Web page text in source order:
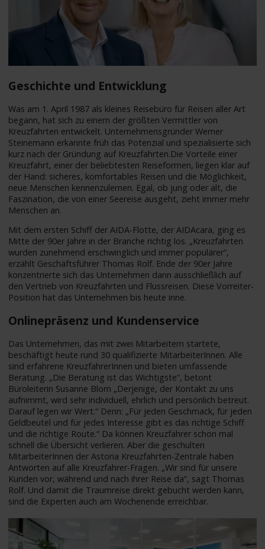
Geschichte und Entwicklung
Was am 1. April 1987 als kleines Reisebüro für Reisen aller Art
begann, hat sich zu einem der größten Vermittler von
Kreuzfahrten entwickelt. Unternehmensgründer Werner
Steinemann erkannte früh das Potenzial und spezialisierte sich
kurz nach der Gründung auf Kreuzfahrten.Die Vorteile einer
Kreuzfahrt, einer der beliebtesten Reiseformen, liegen klar auf
der Hand: sicheres, komfortables Reisen und die Möglichkeit,
neue Menschen kennenzulernen. Egal, ob jung oder alt, die
Faszination, die von einer Seereise ausgeht, zieht immer mehr
Menschen an.
Mit dem ersten Schiff der AIDA-Flotte, der AIDAcara, ging es
Mitte der 90er Jahre in der Branche richtig los. „Kreuzfahrten
wurden zunehmend erschwinglich und immer populärer“,
erzählt Geschäftsführer Thomas Rolf. Ende der 90er Jahre
konzentrierte sich das Unternehmen dann ausschließlich auf
den Vertrieb von Kreuzfahrten und Flussreisen. Diese Vorreiter-
Position hat das Unternehmen bis heute inne.
Onlinepräsenz und Kundenservice
Das Unternehmen, das mit zwei Mitarbeitern startete,
beschäftigt heute rund 30 qualifizierte MitarbeiterInnen. Alle
sind erfahrene KreuzfahrerInnen und bieten umfassende
Beratung. „Die Beratung ist das Wichtigste“, betont
Büroleiterin Susanne Blom „Derjenige, der Kontakt zu uns
aufnimmt, wird sehr individuell, ehrlich und persönlich betreut.
Darauf legen wir Wert.“ Denn: „Für jeden Geschmack, für jeden
Geldbeutel und für jedes Interesse gibt es das richtige Schiff
und die richtige Route.“ Da können Kreuzfahrer schon mal
schnell die Übersicht verlieren. Aber die geschulten
MitarbeiterInnen der Astoria Kreuzfahrten-Zentrale haben
Antworten auf alle Kreuzfahrer-Fragen. „Wir sind für unsere
Kunden vor, während und nach ihrer Reise da“, sagt Thomas
Rolf. Und damit die Traumreise direkt gebucht werden kann,
sind die Experten auch am Wochenende erreichbar.